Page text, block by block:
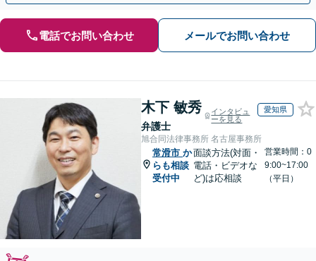
電話でお問い合わせ メールでお問い合わせ
木下 敏秀
弁護士
インタビュ
ーを見る
愛知県
旭合同法律事務所 名古屋事務所
常滑市 か
らも相談
受付中
面談方法(対面・
電話・ビデオな
ど)は応相談
営業時間：0
9:00~17:00
（平日）